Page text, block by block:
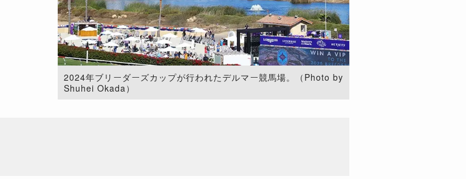
2024年ブリーダーズカップが行われたデルマー競馬場。（Photo by
Shuhei Okada）